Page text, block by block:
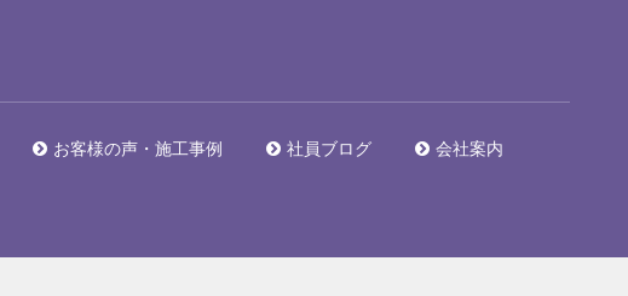
お客様の声・施工事例 社員ブログ
会社案内